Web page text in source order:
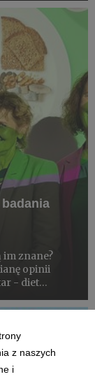
któ...
im znane?
opinii
- diet
z naszych
i